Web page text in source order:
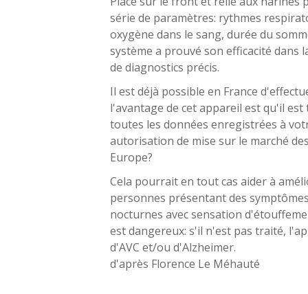
série de paramètres: rythmes
oxygène dans le sang, durée du
système a prouvé son efficacité dans
de diagnostics précis.
Il est déjà possible en France
l'avantage de cet appareil est qu'il
toutes les données enregistrées à
autorisation de mise sur le marché
Europe?
Cela pourrait en tout cas aider à
personnes présentant des
nocturnes avec sensation
est dangereux: s'il n'est pas traité,
d'AVC et/ou d'Alzheimer.
d'après Florence Le Méhauté